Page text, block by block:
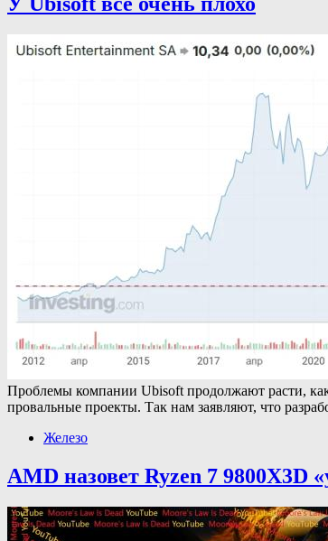
Проблемы компании Ubisoft продолжают расти,
провальные проекты. Так нам заявляют, что
Железо
AMD назовет Ryzen 7 9800X3D